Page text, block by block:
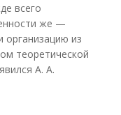
всего
же —
организацию из
теоретической
А. А.